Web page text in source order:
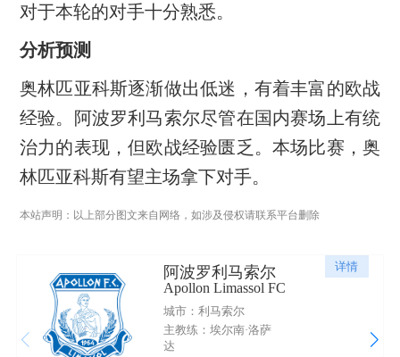
对于本轮的对手十分熟悉。
分析预测
奥林匹亚科斯逐渐做出低迷，有着丰富的欧战
经验。阿波罗利马索尔尽管在国内赛场上有统
治力的表现，但欧战经验匮乏。本场比赛，奥
林匹亚科斯有望主场拿下对手。
本站声明：以上部分图文来自网络，如涉及侵权请联系平台删除
详情
阿波罗利马索尔
Apollon Limassol FC
城市：利马索尔
主教练：埃尔南·洛萨
达